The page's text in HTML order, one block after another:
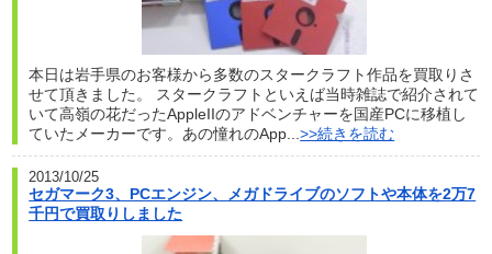
本日は岩手県のお客様から多数のスタークラフト作品を買取りさ
せて頂きました。 スタークラフトといえば当時雑誌で紹介されて
いて高嶺の花だったAppleIIのアドベンチャーを国産PCに移植し
ていたメーカーです。あの憧れのApp...>>続きを読む
2013/10/25
セガマーク3、PCエンジン、メガドライブのソフトや本体を2万7
千円で買取りしました